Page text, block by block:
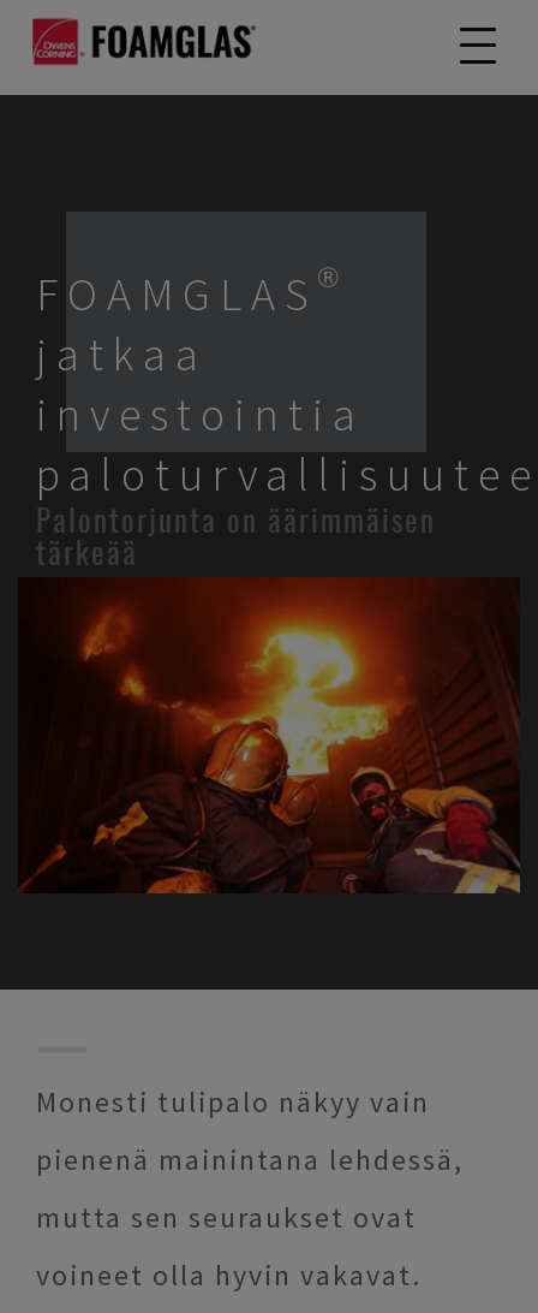
FOAMGLAS®
jatkaa
investointia
Palontorjunta on äärimmäisen
tärkeää
Monesti tulipalo näkyy vain
pienenä mainintana lehdessä,
mutta sen seuraukset ovat
voineet olla hyvin vakavat.